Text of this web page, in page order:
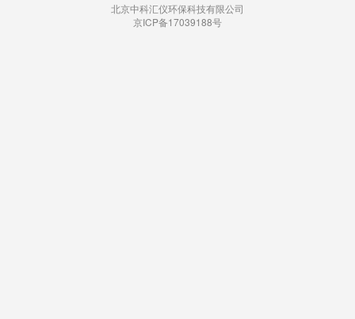
北京中科汇仪环保科技有限公司
京ICP备17039188号